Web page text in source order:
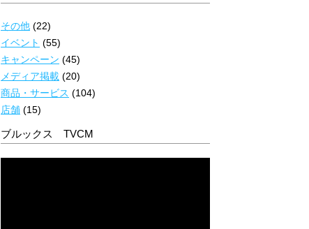
その他 (22)
イベント (55)
キャンペーン (45)
メディア掲載 (20)
商品・サービス (104)
店舗 (15)
ブルックス TVCM